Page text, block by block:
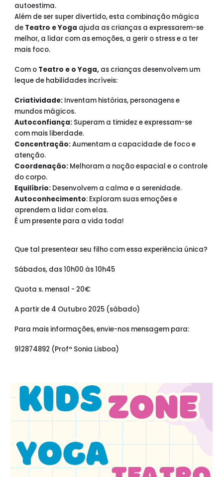
autoestima.
Além de ser super divertido, esta combinação mágica
de Teatro e Yoga ajuda as crianças a expressarem-se
melhor, a lidar com as emoções, a gerir o stress e a ter
mais foco.
Com o Teatro e o Yoga, as crianças desenvolvem um
leque de habilidades incríveis:
Criatividade: Inventam histórias, personagens e
mundos mágicos.
Autoconfiança: Superam a timidez e expressam-se
com mais liberdade.
Concentração:Aumentam a capacidade de foco e
atenção.
Coordenação: Melhoram a noção espacial e o controle
do corpo.
Equilíbrio: Desenvolvem a calma e a serenidade.
Autoconhecimento: Exploram suas emoções e
aprendem a lidar com elas.
É um presente para a vida toda!
Que tal presentear seu filho com essa experiência única?
Sábados, das 10h00 às 10h45
Quota s. mensal - 20€
A partir de 4 Outubro 2025 (sábado)
Para mais informações, envie-nos mensagem para:
912874892 (Profª Sonia Lisboa)